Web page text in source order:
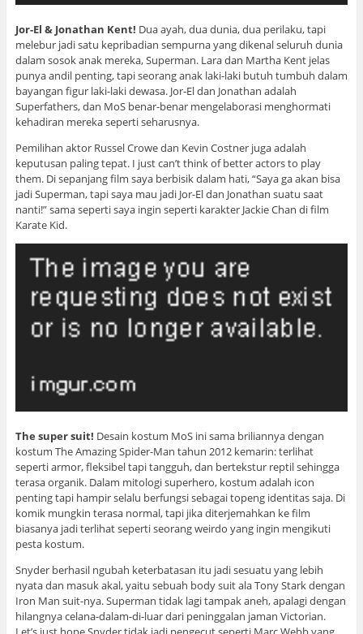
Jor-El & Jonathan Kent! Dua ayah, dua dunia, dua perilaku, tapi
melebur jadi satu kepribadian sempurna yang dikenal seluruh dunia
dalam sosok anak mereka, Superman. Lara dan Martha Kent jelas
punya andil penting, tapi seorang anak laki-laki butuh tumbuh dalam
bayangan figur laki-laki dewasa. Jor-El dan Jonathan adalah
Superfathers, dan MoS benar-benar mengelaborasi menghormati
kehadiran mereka seperti seharusnya.
Pemilihan aktor Russel Crowe dan Kevin Costner juga adalah
keputusan paling tepat. I just can’t think of better actors to play
them. Di sepanjang film saya berbisik dalam hati, “Saya ga akan bisa
jadi Superman, tapi saya mau jadi Jor-El dan Jonathan suatu saat
nanti!” sama seperti saya ingin seperti karakter Jackie Chan di film
Karate Kid.
The super suit! Desain kostum MoS ini sama briliannya dengan
kostum The Amazing Spider-Man tahun 2012 kemarin: terlihat
seperti armor, fleksibel tapi tangguh, dan bertekstur reptil sehingga
terasa organik. Dalam mitologi superhero, kostum adalah icon
penting tapi hampir selalu berfungsi sebagai topeng identitas saja. Di
komik mungkin terasa normal, tapi jika diterjemahkan ke film
biasanya jadi terlihat seperti seorang weirdo yang ingin mengikuti
pesta kostum.
Snyder berhasil ngubah keterbatasan itu jadi sesuatu yang lebih
nyata dan masuk akal, yaitu sebuah body suit ala Tony Stark dengan
Iron Man suit-nya. Superman tidak lagi tampak aneh, apalagi dengan
hilangnya celana-dalam-di-luar dari peninggalan jaman Victorian.